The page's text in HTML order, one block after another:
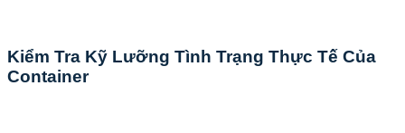
Kiểm Tra Kỹ Lưỡng Tình Trạng Thực Tế Của
Container